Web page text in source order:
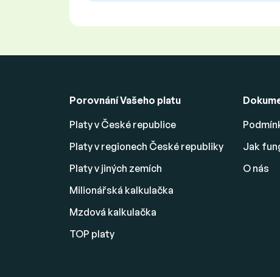
Porovnání Vašeho platu
Platy v České republice
Platy v regionech České republiky
Platy v jiných zemích
Milionářská kalkulačka
Mzdová kalkulačka
TOP platy
Jak
O nás